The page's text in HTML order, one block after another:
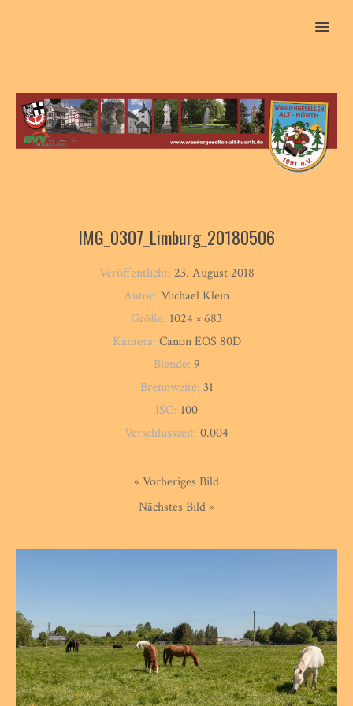
MENU
IMG_0307_Limburg_20180506
Veröffentlicht: 23. August 2018
Autor: Michael Klein
Größe: 1024 × 683
Kamera: Canon EOS 80D
Blende: 9
Brennweite: 31
ISO: 100
Verschlusszeit: 0.004
« Vorheriges Bild
Nächstes Bild »